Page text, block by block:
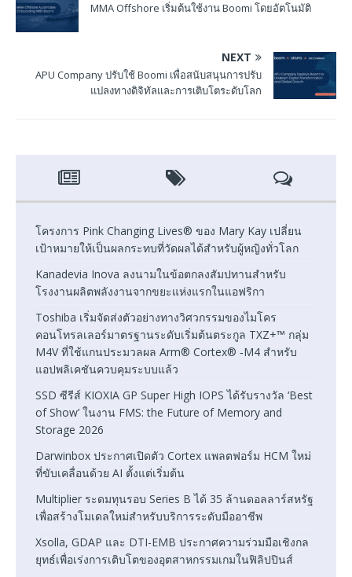
MMA Offshore เริ่มต้นใช้งาน Boomi โดยอัตโนมัติ
NEXT
APU Company ปรับใช้ Boomi เพื่อสนับสนุนการปรับ
แปลงทางดิจิทัลและการเติบโตระดับโลก
โครงการ Pink Changing Lives® ของ Mary Kay เปลี่ยน
เป้าหมายให้เป็นผลกระทบที่วัดผลได้สำหรับผู้หญิงทั่วโลก
Kanadevia Inova ลงนามในข้อตกลงสัมปทานสำหรับ
โรงงานผลิตพลังงานจากขยะแห่งแรกในแอฟริกา
Toshiba เริ่มจัดส่งตัวอย่างทางวิศวกรรมของไมโคร
คอนโทรลเลอร์มาตรฐานระดับเริ่มต้นตระกูล TXZ+™ กลุ่ม
M4V ที่ใช้แกนประมวลผล Arm® Cortex® ‑M4 สำหรับ
แอปพลิเคชันควบคุมระบบแล้ว
SSD ซีรีส์ KIOXIA GP Super High IOPS ได้รับรางวัล ‘Best
of Show’ ในงาน FMS: the Future of Memory and
Storage 2026
Darwinbox ประกาศเปิดตัว Cortex แพลตฟอร์ม HCM ใหม่
ที่ขับเคลื่อนด้วย AI ตั้งแต่เริ่มต้น
Multiplier ระดมทุนรอบ Series B ได้ 35 ล้านดอลลาร์สหรัฐ
เพื่อสร้างโมเดลใหม่สำหรับบริการระดับมืออาชีพ
Xsolla, GDAP และ DTI-EMB ประกาศความร่วมมือเชิงกล
ยุทธ์เพื่อเร่งการเติบโตของอุตสาหกรรมเกมในฟิลิปปินส์